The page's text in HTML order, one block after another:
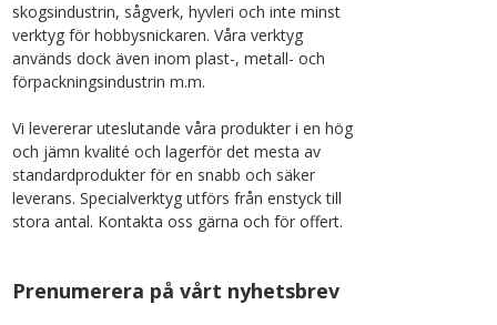
skogsindustrin, sågverk, hyvleri och inte minst
verktyg för hobbysnickaren. Våra verktyg
används dock även inom plast-, metall- och
förpackningsindustrin m.m.
Vi levererar uteslutande våra produkter i en hög
och jämn kvalité och lagerför det mesta av
standardprodukter för en snabb och säker
leverans. Specialverktyg utförs från enstyck till
stora antal. Kontakta oss gärna och för offert.
Prenumerera på vårt nyhetsbrev